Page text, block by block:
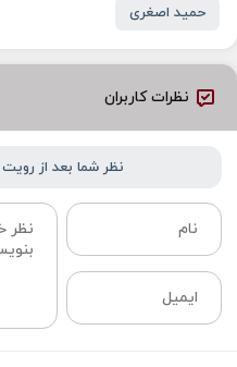
حمید اصغری
نظرات کاربران
نظر شما بعد از